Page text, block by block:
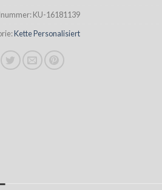
KU-16181139
Kette Personalisiert